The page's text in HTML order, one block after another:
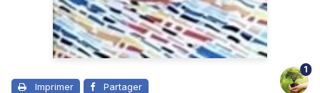
Imprimer Partager
1